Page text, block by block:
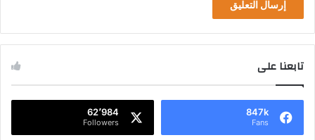
تابعنا على
847k
Fans
62٬984
Followers